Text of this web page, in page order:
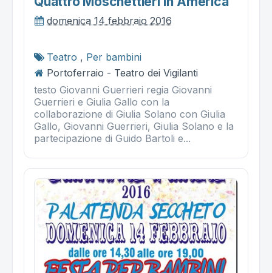
domenica 14 febbraio 2016
Teatro , Per bambini
Portoferraio - Teatro dei Vigilanti
testo Giovanni Guerrieri regia Giovanni
Guerrieri e Giulia Gallo con la
collaborazione di Giulia Solano con Giulia
Gallo, Giovanni Guerrieri, Giulia Solano e la
partecipazione di Guido Bartoli e...